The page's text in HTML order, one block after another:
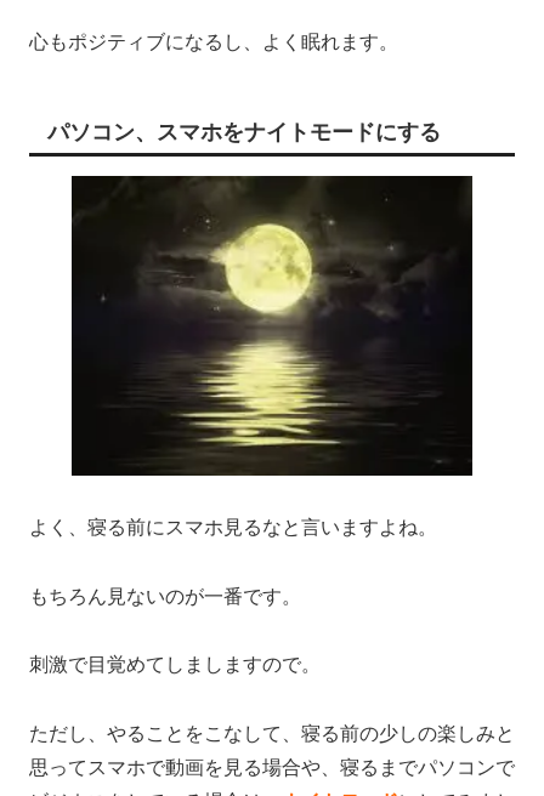
心もポジティブになるし、よく眠れます。
パソコン、スマホをナイトモードにする
よく、寝る前にスマホ見るなと言いますよね。
もちろん見ないのが一番です。
刺激で目覚めてしましますので。
ただし、やることをこなして、寝る前の少しの楽しみと
思ってスマホで動画を見る場合や、寝るまでパソコンで